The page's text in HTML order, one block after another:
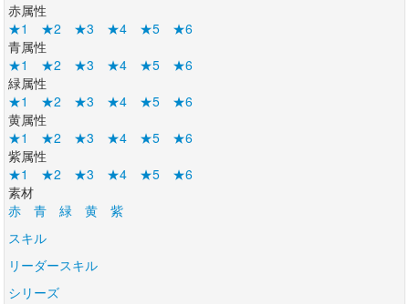
赤属性
★1
★2 ★3 ★4 ★5
★6
青属性
★1
★2 ★3 ★4 ★5
★6
緑属性
★1
★2 ★3 ★4 ★5
★6
黄属性
★1
★2 ★3 ★4 ★5
★6
紫属性
★1
★2 ★3 ★4 ★5
★6
素材
赤
青 緑 黄
紫
スキル
リーダースキル
シリーズ